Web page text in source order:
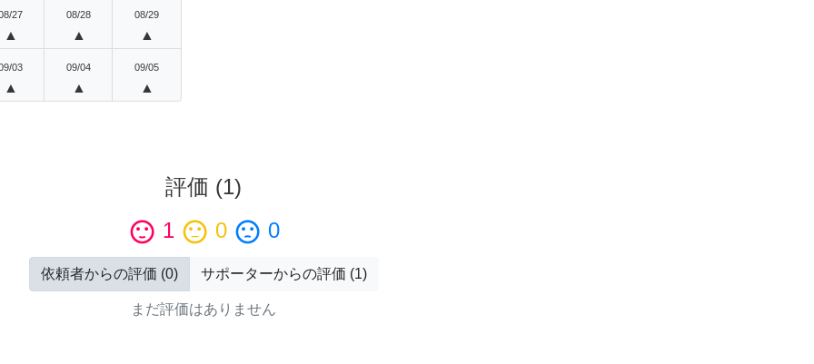
27
▲
08/28
▲
08/29
▲
03
▲
09/04
▲
09/05
▲
評価 (1)
sentiment_satisfied 1 sentiment_neutral 0 sentiment_dissatisfied 0
依頼者からの評価 (0) サポーターからの評価 (1)
まだ評価はありません